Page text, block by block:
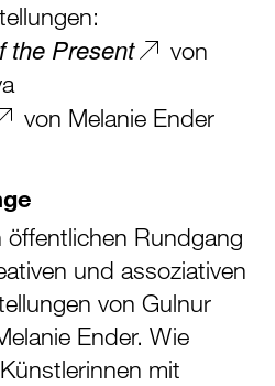
the Present
von
von Melanie Ender
öffentlichen Rundgang
und assoziativen
von Gulnur
Ender. Wie
mit